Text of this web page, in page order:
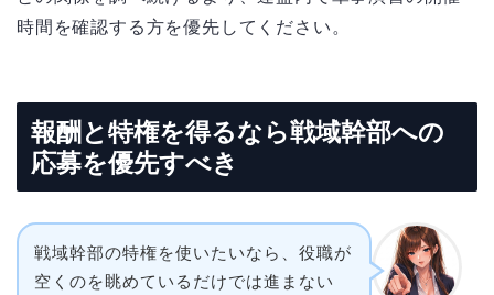
時間を確認する方を優先してください。
報酬と特権を得るなら戦域幹部への
応募を優先すべき
戦域幹部の特権を使いたいなら、役職が
空くのを眺めているだけでは進まない